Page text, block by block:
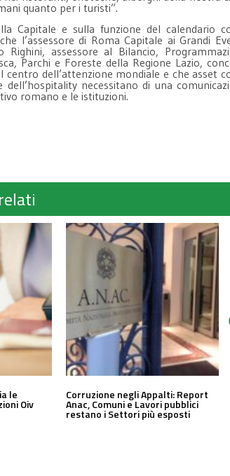
quanto per i turisti”.
Capitale e sulla funzione del calendario
l’assessore di Roma Capitale ai Grandi
assessore al Bilancio,
Parchi e Foreste della Regione Lazio,
dell’attenzione mondiale e che asset
necessitano di una
romano e le istituzioni.
le
Oiv
Corruzione negli Appalti: Report
Anac, Comuni e Lavori pubblici
restano i Settori più esposti